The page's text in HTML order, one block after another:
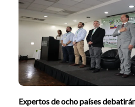
y congeló la financiación de la
red semafórica.
Expertos de ocho países